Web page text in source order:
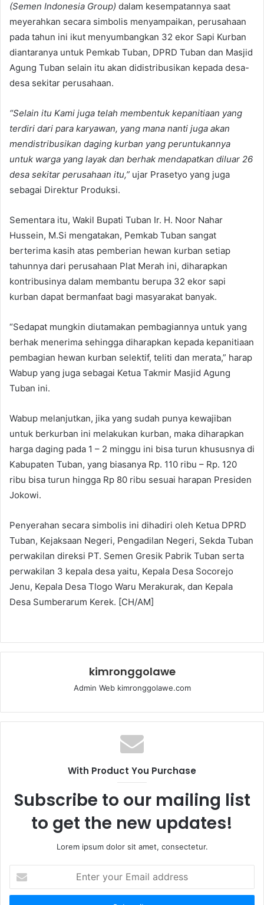
(Semen Indonesia Group) dalam kesempatannya saat
meyerahkan secara simbolis menyampaikan, perusahaan
pada tahun ini ikut menyumbangkan 32 ekor Sapi Kurban
diantaranya untuk Pemkab Tuban, DPRD Tuban dan Masjid
Agung Tuban selain itu akan didistribusikan kepada desa-
desa sekitar perusahaan.
“Selain itu Kami juga telah membentuk kepanitiaan yang
terdiri dari para karyawan, yang mana nanti juga akan
mendistribusikan daging kurban yang peruntukannya
untuk warga yang layak dan berhak mendapatkan diluar 26
desa sekitar perusahaan itu,” ujar Prasetyo yang juga
sebagai Direktur Produksi.
Sementara itu, Wakil Bupati Tuban Ir. H. Noor Nahar
Hussein, M.Si mengatakan, Pemkab Tuban sangat
berterima kasih atas pemberian hewan kurban setiap
tahunnya dari perusahaan Plat Merah ini, diharapkan
kontribusinya dalam membantu berupa 32 ekor sapi
kurban dapat bermanfaat bagi masyarakat banyak.
“Sedapat mungkin diutamakan pembagiannya untuk yang
berhak menerima sehingga diharapkan kepada kepanitiaan
pembagian hewan kurban selektif, teliti dan merata,” harap
Wabup yang juga sebagai Ketua Takmir Masjid Agung
Tuban ini.
Wabup melanjutkan, jika yang sudah punya kewajiban
untuk berkurban ini melakukan kurban, maka diharapkan
harga daging pada 1 – 2 minggu ini bisa turun khususnya di
Kabupaten Tuban, yang biasanya Rp. 110 ribu – Rp. 120
ribu bisa turun hingga Rp 80 ribu sesuai harapan Presiden
Jokowi.
Penyerahan secara simbolis ini dihadiri oleh Ketua DPRD
Tuban, Kejaksaan Negeri, Pengadilan Negeri, Sekda Tuban
perwakilan direksi PT. Semen Gresik Pabrik Tuban serta
perwakilan 3 kepala desa yaitu, Kepala Desa Socorejo
Jenu, Kepala Desa Tlogo Waru Merakurak, dan Kepala
Desa Sumberarum Kerek. [CH/AM]
kimronggolawe
Admin Web kimronggolawe.com
With Product You Purchase
Subscribe to our mailing list
to get the new updates!
Lorem ipsum dolor sit amet, consectetur.
t